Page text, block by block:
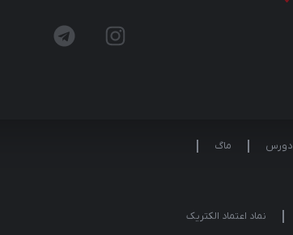
دورس ماگ
نماد اعتماد الکتریک